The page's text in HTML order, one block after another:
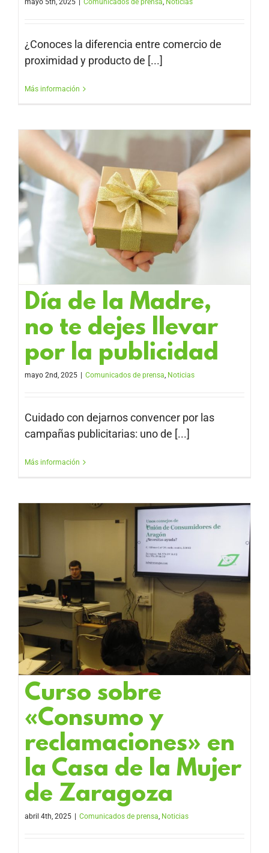
¿Conoces la diferencia entre comercio de
proximidad y producto de [...]
Más información
Día de la Madre,
no te dejes llevar
por la publicidad
mayo 2nd, 2025 | Comunicados de prensa Noticias
Cuidado con dejarnos convencer por las
campañas publicitarias: uno de [...]
Más información
Curso sobre
«Consumo y
reclamaciones» en
la Casa de la Mujer
de Zaragoza
abril 4th, 2025 Comunicados de prensa, Noticias